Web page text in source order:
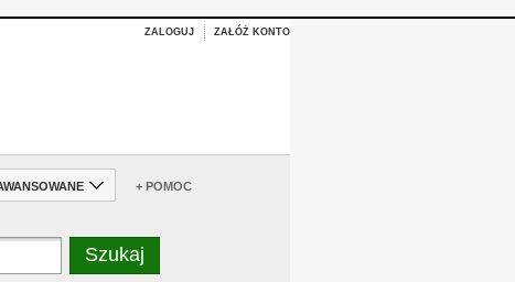
ZALOGUJ ZAŁÓŻ KONTO
+ POMOC